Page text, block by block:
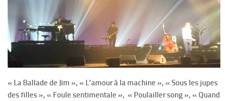
« La Ballade de Jim », « L’amour à la machine », « Sous les jupes
des filles », « Foule sentimentale », « Poulailler song », « Quand